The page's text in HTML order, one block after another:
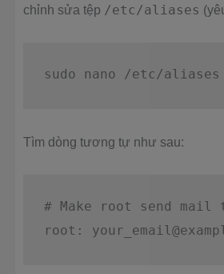
chỉnh sửa tệp /etc/aliases
sudo nano
Tìm dòng tương tự như sau:
# Make root send mail
root: